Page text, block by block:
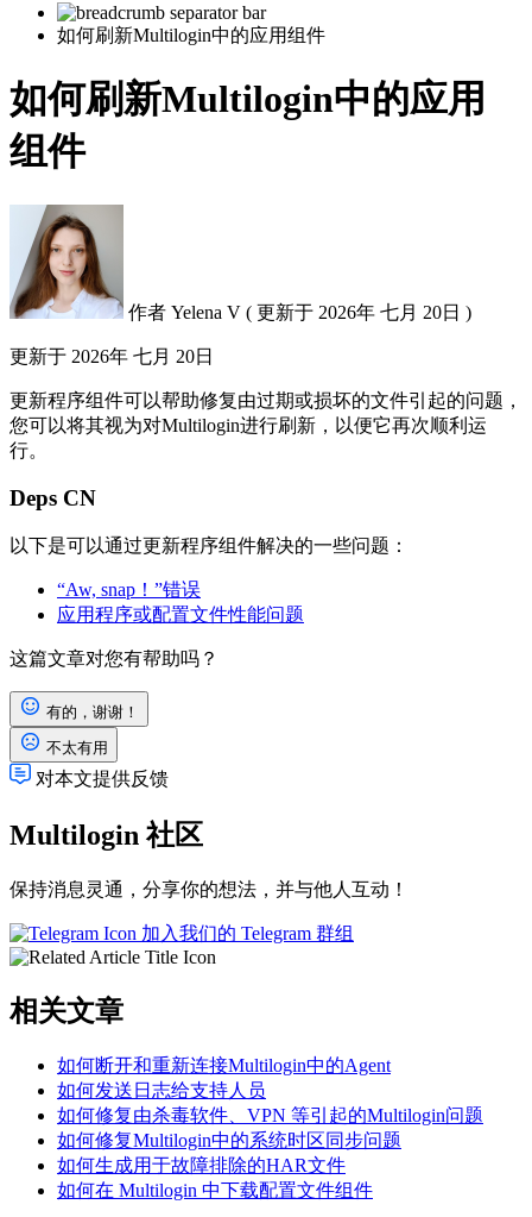
如何刷新Multilogin中的应用组件
如何刷新Multilogin中的应用
组件
作者 Yelena V ( 更新于 2026年 七月 20日 )
更新于 2026年 七月 20日
更新程序组件可以帮助修复由过期或损坏的文件引起的问题，
您可以将其视为对Multilogin进行刷新，以便它再次顺利运
行。
Deps CN
以下是可以通过更新程序组件解决的一些问题：
“Aw, snap！”错误
应用程序或配置文件性能问题
这篇文章对您有帮助吗？
有的，谢谢！
不太有用
对本文提供反馈
Multilogin 社区
保持消息灵通，分享你的想法，并与他人互动！
加入我们的 Telegram 群组
相关文章
如何断开和重新连接Multilogin中的Agent
如何发送日志给支持人员
如何修复由杀毒软件、VPN 等引起的Multilogin问题
如何修复Multilogin中的系统时区同步问题
如何生成用于故障排除的HAR文件
如何在 Multilogin 中下载配置文件组件